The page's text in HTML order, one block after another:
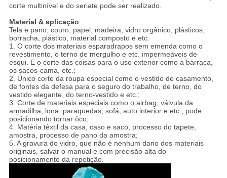
corte multinível e do seriate pode ser realizado.
Material & aplicação
Tela e pano, couro, papel, madeira, vidro orgânico, plásticos,
borracha, plástico, material composto e etc.
1. O corte dos materiais esparadrapos sem emenda como o
revestimento, o terno de mergulho e etc. impermeáveis de
esqui. E o corte das coisas para o uso exterior como a barraca,
os sacos-cama, etc.;
2. Único corte da roupa especial como o vestido de casamento,
de fontes da defesa para o seguro do trabalho, de terno, do
vestido elegante, do terno-vestido e etc.;
3. Corte de materiais especiais como o airbag, válvula da
armadilha, lona, paraquedas, sofá, auto interior e etc., pode
posicionando tornar ôco;
4. Matéria têxtil da casa, caso e saco, processo do tapete,
amostra, processo de pano da amostra;
5. A gravura do vidro, que não é nenhum dano dos materiais
originais, salvar o manual e com precisão alta do
posicionamento da repetição.